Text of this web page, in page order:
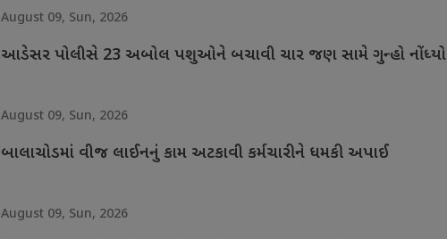
August 09, Sun, 2026
આડેસર પોલીસે 23 અબોલ પશુઓને બચાવી ચાર જણ સામે ગુન્હો નોંધ્યો
August 09, Sun, 2026
બાલાચોડમાં વીજ લાઈનનું કામ અટકાવી કર્મચારીને ધમકી અપાઈ
August 09, Sun, 2026